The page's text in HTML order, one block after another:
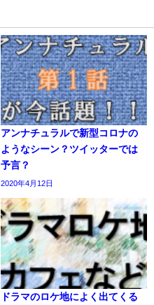
アンナチュラルで新型コロナの
ようなシーン？ツイッターでは
予言？
2020年4月12日
ドラマのロケ地によく出てくる